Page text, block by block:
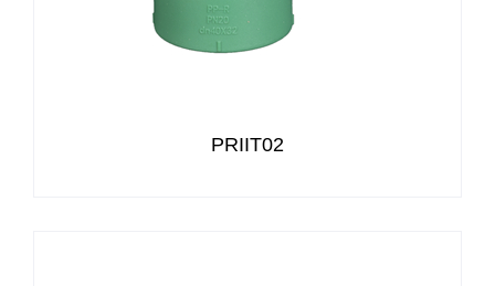
PRIIT02